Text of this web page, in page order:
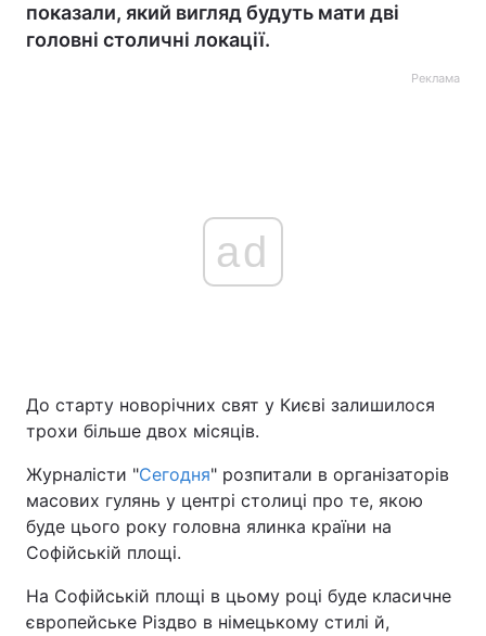
Головна Війна
Економіка Світ
Спорт
Техно і зв'язок Лайт
показали, який вигляд будуть мати дві
головні столичні локації.
Реклама
ad
До старту новорічних свят у Києві залишилося
трохи більше двох місяців.
Журналісти "Сегодня" розпитали в організаторів
масових гулянь у центрі столиці про те, якою
буде цього року головна ялинка країни на
Софійській площі.
На Софійській площі в цьому році буде класичне
європейське Різдво в німецькому стилі й,